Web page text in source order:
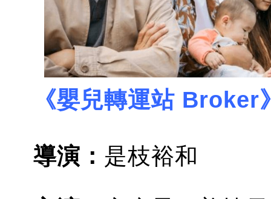
《嬰兒轉運站 Broker
導演： 是枝裕和